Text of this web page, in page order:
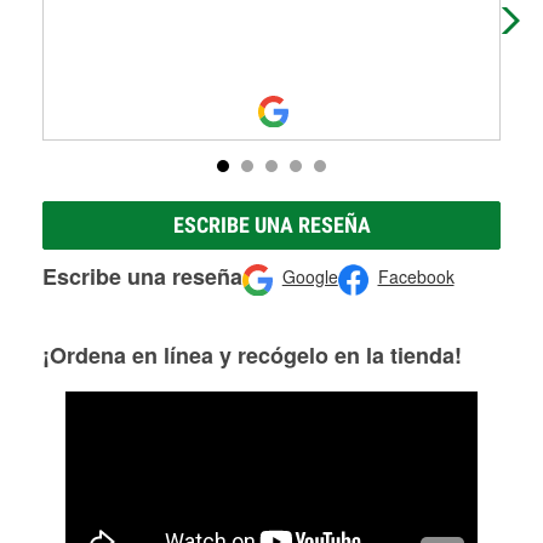
ESCRIBE UNA RESEÑA
Escribe una reseña Google Facebook
¡Ordena en línea y recógelo en la tienda!